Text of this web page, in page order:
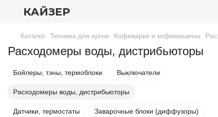
КАЙЗЕР
Каталог Техника для кухни Кофеварки и кофемашины
Расходомеры воды, дистрибьюторы
Бойлеры, тэны, термоблоки Выключатели
Расходомеры воды, дистрибьюторы
Датчики, термостаты Заварочные блоки (диффузоры)